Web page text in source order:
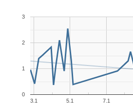
3.1 5.1 7.1
0
1
2
3